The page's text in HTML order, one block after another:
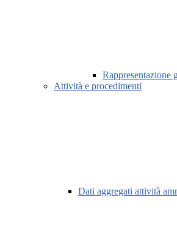
Rappresentazione
Attività e procedimenti
Dati aggregati attività